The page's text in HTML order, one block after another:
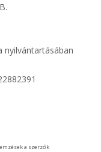
nyilvántartásában
a szerzők